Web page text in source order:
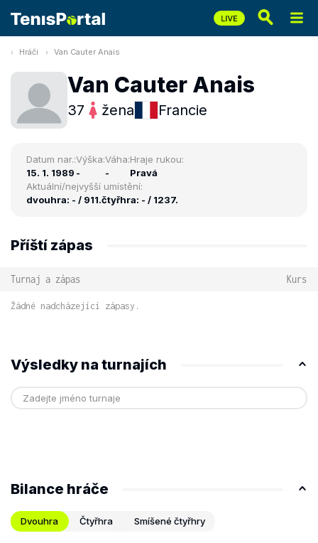
Hráči Van Cauter Anais
Van Cauter Anais
37 žena Francie
Datum nar.:
15. 1. 1989
Výška:
-
Váha:
-
Hraje rukou:
Pravá
Aktuální/nejvyšší umístění:
dvouhra: - / 911.čtyřhra: - / 1237.
Příští zápas
Turnaj a zápas Kurs
Žádné nadcházející zápasy.
Výsledky na turnajích
Bilance hráče
Dvouhra Čtyřhra Smíšené čtyřhry